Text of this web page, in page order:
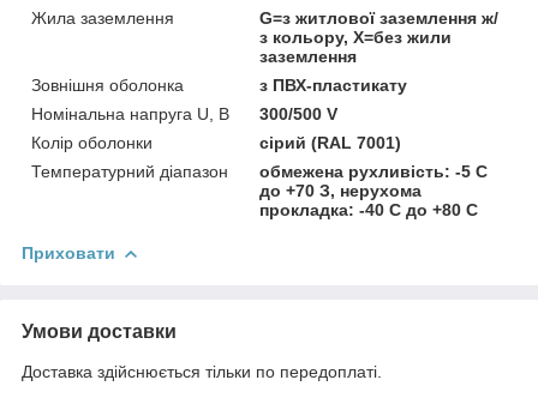
Жила заземлення
G=з житлової заземлення ж/
з кольору, Х=без жили
заземлення
Зовнішня оболонка
з ПВХ-пластикату
Номінальна напруга U, В
300/500 V
Колір оболонки
сірий (RAL 7001)
Температурний діапазон
обмежена рухливість: -5 С
до +70 З, нерухома
прокладка: -40 С до +80 С
Приховати
Умови доставки
Доставка здійснюється тільки по передоплаті.